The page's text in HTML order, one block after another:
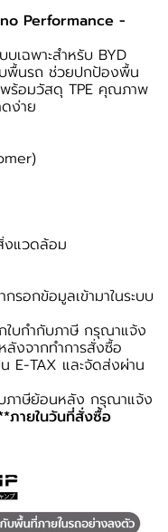
Performance -
เฉพาะสำหรับ BYD
พื้นรถ ช่วยปกป้องพื้น
พร้อมวัสดุ TPE คุณภาพ
ง่าย
งแวดล้อม
รอกข้อมูลเข้ามาในระบบ
บกำกับภาษี กรุณาแจ้ง
งจากทำการสั่งซื้อ
E-TAX และจัดส่งผ่าน
ภาษีย้อนหลัง กรุณาแจ้ง
ภายในวันที่สั่งซื้อ